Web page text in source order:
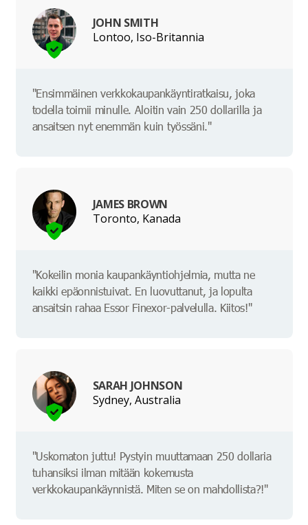
JOHN SMITH
Lontoo, Iso-Britannia
"Ensimmäinen verkkokaupankäyntiratkaisu, joka
todella toimii minulle. Aloitin vain 250 dollarilla ja
ansaitsen nyt enemmän kuin työssäni."
JAMES BROWN
Toronto, Kanada
"Kokeilin monia kaupankäyntiohjelmia, mutta ne
kaikki epäonnistuivat. En luovuttanut, ja lopulta
ansaitsin rahaa Essor Finexor-palvelulla. Kiitos!"
SARAH JOHNSON
Sydney, Australia
"Uskomaton juttu! Pystyin muuttamaan 250 dollaria
tuhansiksi ilman mitään kokemusta
verkkokaupankäynnistä. Miten se on mahdollista?!"